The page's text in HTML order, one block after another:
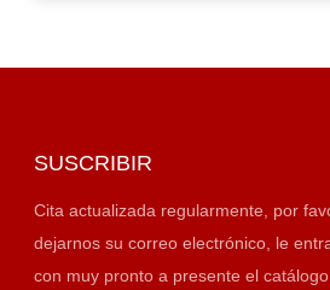
SUSCRIBIR
Cita actualizada regularmente, por
dejarnos su correo electrónico, le
con muy pronto a presente el